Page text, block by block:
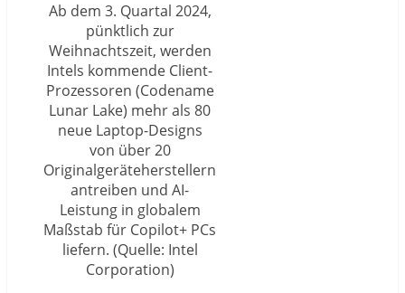
Ab dem 3. Quartal 2024,
pünktlich zur
Weihnachtszeit, werden
Intels kommende Client-
Prozessoren (Codename
Lunar Lake) mehr als 80
neue Laptop-Designs
von über 20
Originalgeräteherstellern
antreiben und AI-
Leistung in globalem
Maßstab für Copilot+ PCs
liefern. (Quelle: Intel
Corporation)